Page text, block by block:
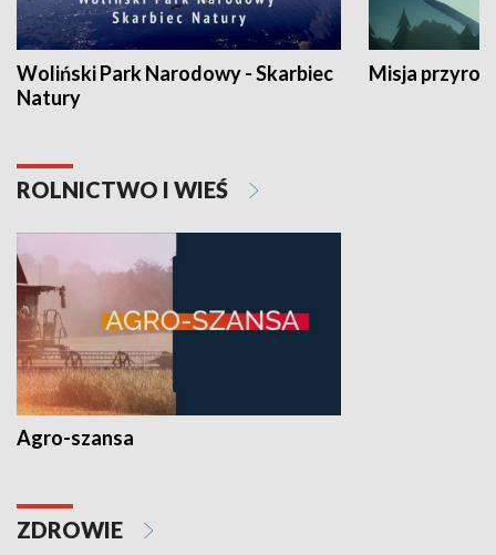
Woliński Park Narodowy - Skarbiec
Natury
Misja
ROLNICTWO I WIEŚ
Agro-szansa
ZDROWIE